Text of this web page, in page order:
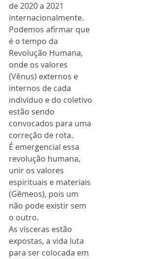
de 2020 a 2021
internacionalmente.
Podemos afirmar que
é o tempo da
Revolução Humana,
onde os valores
(Vênus) externos e
internos de cada
indivíduo e do coletivo
estão sendo
convocados para uma
correção de rota.
É emergencial essa
revolução humana,
unir os valores
espirituais e materiais
(Gêmeos), pois um
não pode existir sem
o outro.
As vísceras estão
expostas, a vida luta
para ser colocada em